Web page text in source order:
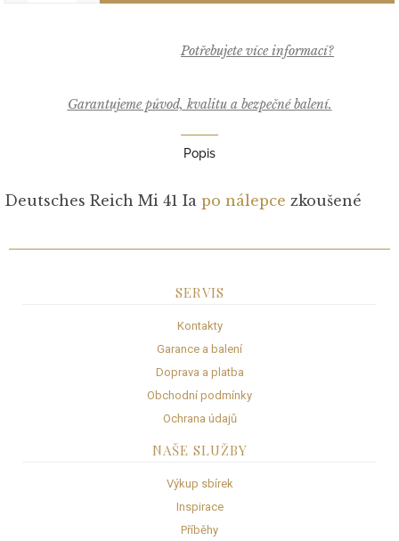
Garantujeme původ, kvalitu a bezpečné balení.
Popis
Deutsches Reich Mi 41 Ia po nálepce zkoušené
SERVIS
Kontakty
Garance a balení
Doprava a platba
Obchodní podmínky
Ochrana údajů
NAŠE SLUŽBY
Výkup sbírek
Inspirace
Příběhy